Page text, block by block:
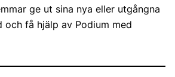
ge ut sina nya eller utgångna
och få hjälp av Podium med